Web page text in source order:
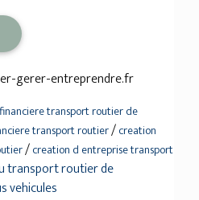
gerer-entreprendre.fr
transport routier de
transport routier/creation
/creation d entreprise transport
transport routier de
vehicules